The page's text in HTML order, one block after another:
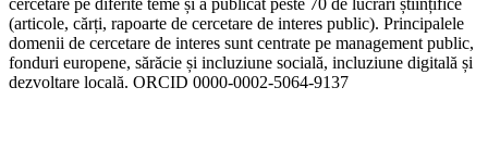
cercetare pe diferite teme și a publicat peste 70 de lucrări științifice
(articole, cărți, rapoarte de cercetare de interes public). Principalele
domenii de cercetare de interes sunt centrate pe management public,
fonduri europene, sărăcie și incluziune socială, incluziune digitală și
dezvoltare locală. ORCID 0000-0002-5064-9137